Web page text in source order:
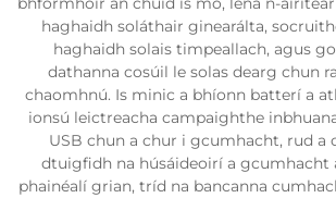
haghaidh soláthair ginearálta,
haghaidh solais timpeallach, agus
dathanna cosúil le solas dearg chun
chaomhnú. Is minic a bhíonn batterí a
ionsú leictreacha campaighthe
USB chun a chur i gcumhacht, rud a
dtuigfidh na húsáideoirí a gcumhacht
phainéalí grian, tríd na bancanna